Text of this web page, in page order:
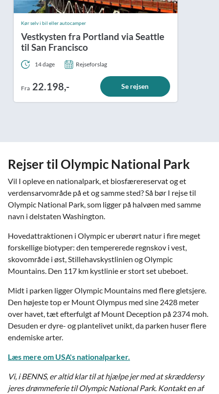
Kør selv i bil eller autocamper
Vestkysten fra Portland via Seattle
til San Francisco
14 dage Rejseforslag
Fra 22.198,- Se rejsen
Rejser til Olympic National Park
Vil I opleve en nationalpark, et biosfærereservat og et
verdensarvområde på et og samme sted? Så bør I rejse til
Olympic National Park, som ligger på halvøen med samme
navn i delstaten Washington.
Hovedattraktionen i Olympic er uberørt natur i fire meget
forskellige biotyper: den tempererede regnskov i vest,
skovområde i øst, Stillehavskystlinien og Olympic
Mountains. Den 117 km kystlinie er stort set ubeboet.
Midt i parken ligger Olympic Mountains med flere gletsjere.
Den højeste top er Mount Olympus med sine 2428 meter
over havet, tæt efterfulgt af Mount Deception på 2374 moh.
Desuden er dyre- og plantelivet unikt, da parken huser flere
endemiske arter.
Læs mere om USA's nationalparker.
Vi, i BENNS, er altid klar til at hjælpe jer med at skræddersy
jeres drømmeferie til Olympic National Park. Kontakt en af